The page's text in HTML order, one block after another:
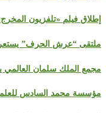
إطلاق فيلم «تلفزيون
ملتقى “عرش الحرف”
مجمع الملك سلمان العالمي يطلق 9 كتب
مؤسسة محمد السادس